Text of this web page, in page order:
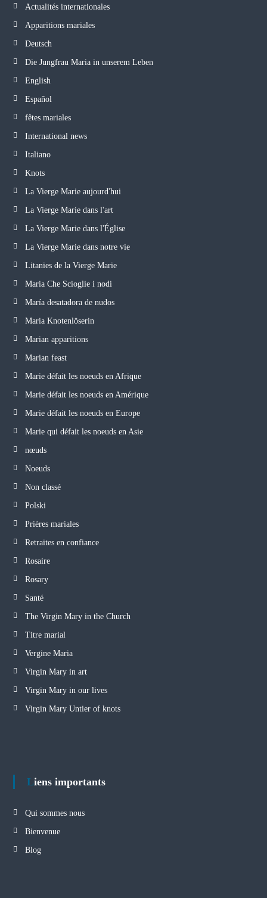
Actualités internationales
Apparitions mariales
Deutsch
Die Jungfrau Maria in unserem Leben
English
Español
fêtes mariales
International news
Italiano
Knots
La Vierge Marie aujourd'hui
La Vierge Marie dans l'art
La Vierge Marie dans l'Église
La Vierge Marie dans notre vie
Litanies de la Vierge Marie
Maria Che Scioglie i nodi
María desatadora de nudos
Maria Knotenlöserin
Marian apparitions
Marian feast
Marie défait les noeuds en Afrique
Marie défait les noeuds en Amérique
Marie défait les noeuds en Europe
Marie qui défait les noeuds en Asie
nœuds
Noeuds
Non classé
Polski
Prières mariales
Retraites en confiance
Rosaire
Rosary
Santé
The Virgin Mary in the Church
Titre marial
Vergine Maria
Virgin Mary in art
Virgin Mary in our lives
Virgin Mary Untier of knots
Liens importants
Qui sommes nous
Bienvenue
Blog